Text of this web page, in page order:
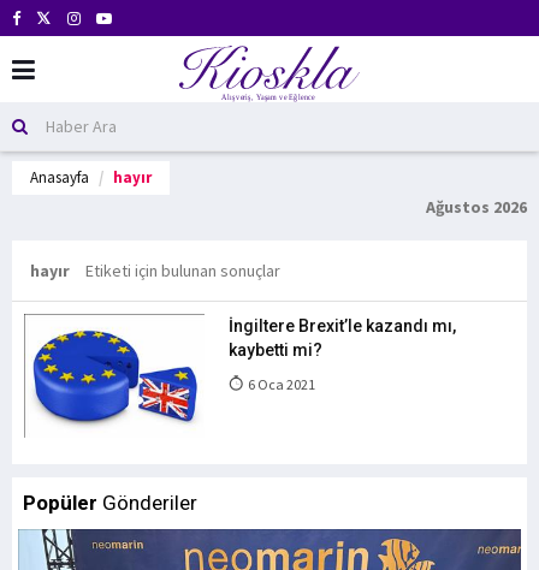
Anasayfa hayır
Ağustos 2026
hayır Etiketi için bulunan sonuçlar
İngiltere Brexit’le kazandı mı,
kaybetti mi?
6 Oca 2021
Popüler Gönderiler